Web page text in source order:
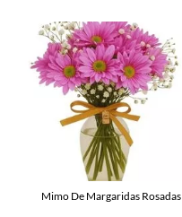
Mimo De Margaridas Rosadas